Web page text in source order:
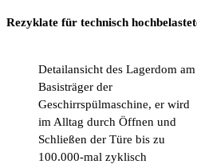
Rezyklate für technisch
Detailansicht des Lagerdom am
Basisträger der
Geschirrspülmaschine, er wird
im Alltag durch Öffnen und
Schließen der Türe bis zu
100.000-mal zyklisch